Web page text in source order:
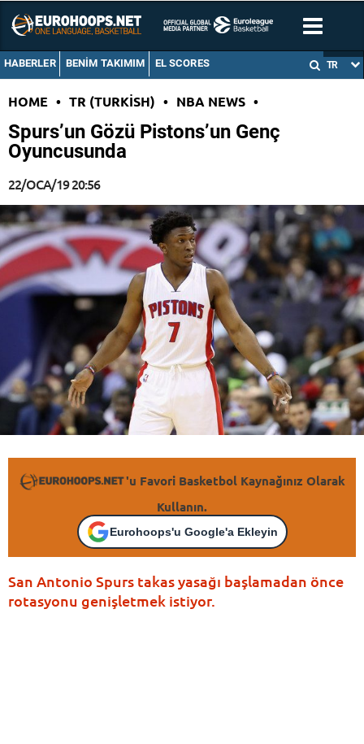
HABERLER BENIM TAKIMIM EL SCORES TR
HOME • TR (TURKISH) • NBA NEWS •
Spurs’un Gözü Pistons’un Genç
Oyuncusunda
22/OCA/19 20:56
'u Favori Basketbol Kaynağınız Olarak
Kullanın.
Eurohoops'u Google'a Ekleyin
San Antonio Spurs takas yasağı başlamadan önce
rotasyonu genişletmek istiyor.